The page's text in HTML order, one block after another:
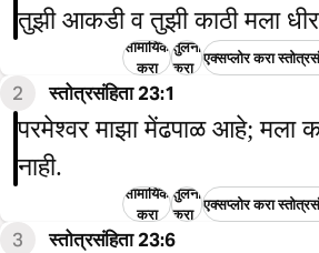
तुझी आकडी व तुझी काठी मला
सामायिक
करा
तुलना
करा
एक्सप्लोर करा
2 स्तोत्रसंहिता 23:1
परमेश्वर माझा मेंढपाळ आहे; मला
नाही.
सामायिक
करा
तुलना
करा
एक्सप्लोर करा
3 स्तोत्रसंहिता 23:6